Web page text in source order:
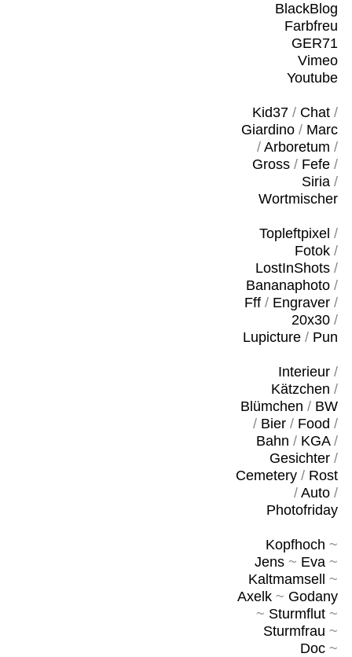
BlackBlog
Farbfreu
GER71
Vimeo
Youtube
Kid37/ Chat/
Giardino/ Marc
/ Arboretum /
Gross/ Fefe/
Siria/
Wortmischer
Topleftpixel /
Fotok/
LostInShots/
Bananaphoto/
Fff/ Engraver/
20x30/
Lupicture/ Pun
Interieur/
Kätzchen /
Blümchen / BW
/ Bier/ Food /
Bahn / KGA/
Gesichter/
Cemetery/ Rost
/ Auto/
Photofriday
Kopfhoch ~
Jens~ Eva~
Kaltmamsell
~
Axelk~ Godany
~ Sturmflut~
Sturmfrau ~
Doc~